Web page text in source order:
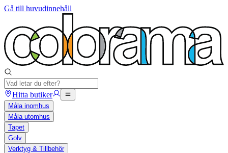
Gå till huvudinnehåll
Hitta butiker
Måla inomhus
Måla utomhus
Tapet
Golv
Verktyg & Tillbehör